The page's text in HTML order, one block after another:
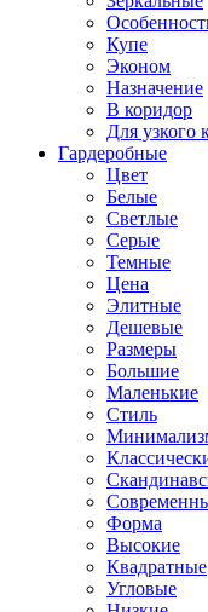
Купе
Эконом
Назначение
В коридор
Для узкого
Гардеробные
Цвет
Белые
Светлые
Серые
Темные
Цена
Элитные
Дешевые
Размеры
Большие
Маленькие
Стиль
Форма
Высокие
Квадратные
Угловые